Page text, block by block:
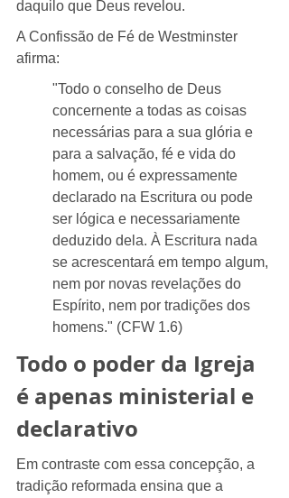
daquilo que Deus revelou.
A Confissão de Fé de Westminster
afirma:
"Todo o conselho de Deus
concernente a todas as coisas
necessárias para a sua glória e
para a salvação, fé e vida do
homem, ou é expressamente
declarado na Escritura ou pode
ser lógica e necessariamente
deduzido dela. À Escritura nada
se acrescentará em tempo algum,
nem por novas revelações do
Espírito, nem por tradições dos
homens." (CFW 1.6)
Todo o poder da Igreja
é apenas ministerial e
declarativo
Em contraste com essa concepção, a
tradição reformada ensina que a